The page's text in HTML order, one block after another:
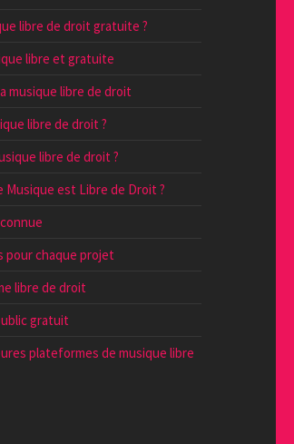
libre de droit gratuite ?
libre et gratuite
musique libre de droit
libre de droit ?
libre de droit ?
Musique est Libre de Droit ?
pour chaque projet
libre de droit
gratuit
plateformes de musique libre